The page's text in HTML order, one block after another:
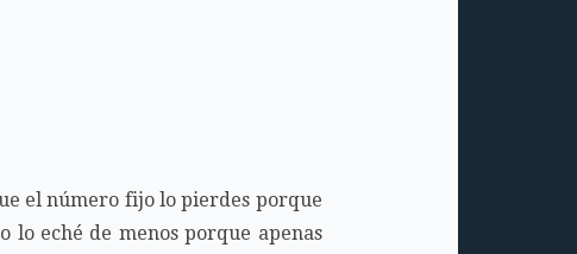
el número fijo lo pierdes porque
lo eché de menos porque apenas